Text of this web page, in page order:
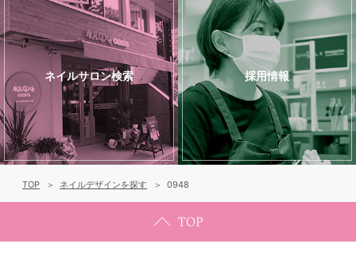
ネイルサロン検索 採用情報
TOP ネイルデザインを探す 0948